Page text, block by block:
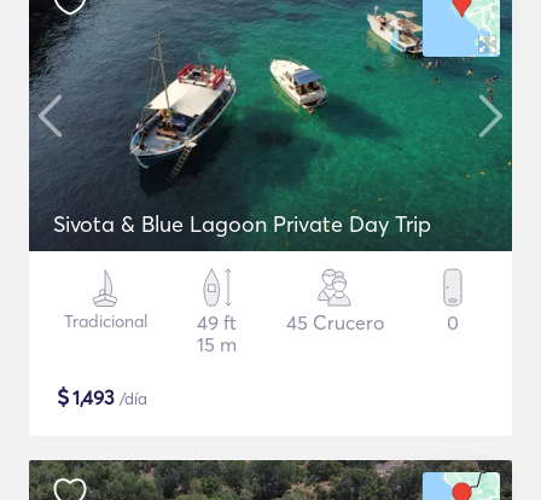
Sivota & Blue Lagoon Private Day Trip
Tradicional
49 ft
15 m
45 Crucero 0
$1,493 /día